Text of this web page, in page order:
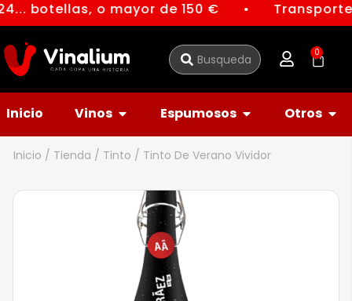
botellas, o mayor de 150 € ●
0
Inicio Vinos Espumosos Otros
Inicio / Tienda / Tinto / Tinto De Verano Vividor